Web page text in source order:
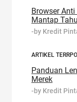
Browser
Mantap
-by Kredit
ARTIKEL
Panduan
Merek
-by Kredit